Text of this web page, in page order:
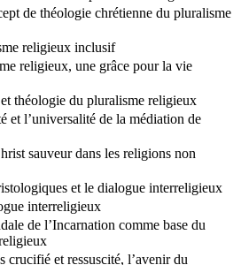
d’existence du pluralisme religieux
de théologie chrétienne du pluralisme
religieux inclusif
religieux, une grâce pour la vie
théologie du pluralisme religieux
et l’universalité de la médiation de
sauveur dans les religions non
et le dialogue interreligieux
interreligieux
de l’Incarnation comme base du